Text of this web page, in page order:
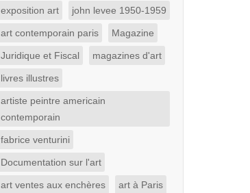
exposition art john levee 1950-1959
art contemporain paris Magazine
Juridique et Fiscal magazines d'art
livres illustres
artiste peintre americain
contemporain
fabrice venturini
Documentation sur l'art
art ventes aux enchères art à Paris